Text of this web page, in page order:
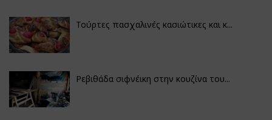
Τούρτες πασχαλινές κασιώτικες και κ...
Ρεβιθάδα σιφνέικη στην κουζίνα του...